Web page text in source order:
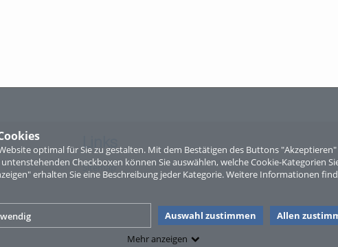
optimal für Sie zu gestalten. Mit dem Bestätigen des Buttons
Checkboxen können Sie auswählen, welche Cookie-Kategorien
erhalten Sie eine Beschreibung jeder Kategorie. Weitere Informationen
Auswahl zustimmen
Allen
Mehr anzeigen
Links
Sitemap